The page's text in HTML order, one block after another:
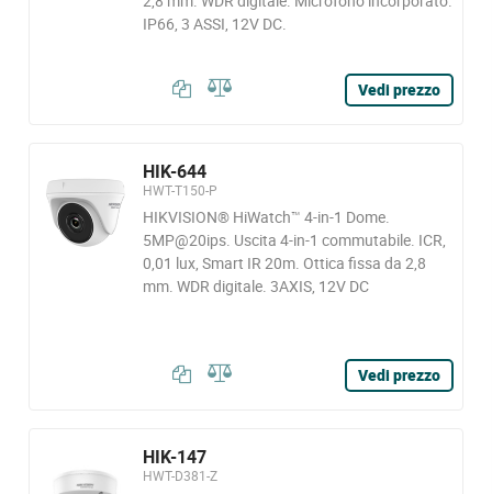
IP66, 3 ASSI, 12V DC.
Vedi prezzo
HIK-644
HWT-T150-P
HIKVISION® HiWatch™ 4-in-1 Dome.
5MP@20ips. Uscita 4-in-1 commutabile. ICR,
0,01 lux, Smart IR 20m. Ottica fissa da 2,8
mm. WDR digitale. 3AXIS, 12V DC
Vedi prezzo
HIK-147
HWT-D381-Z